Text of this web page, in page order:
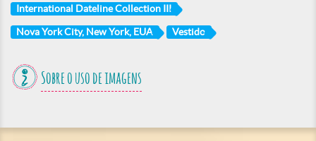
International Dateline Collection III
Nova York City, New York, EUA Vestido
Sobre o uso de imagens